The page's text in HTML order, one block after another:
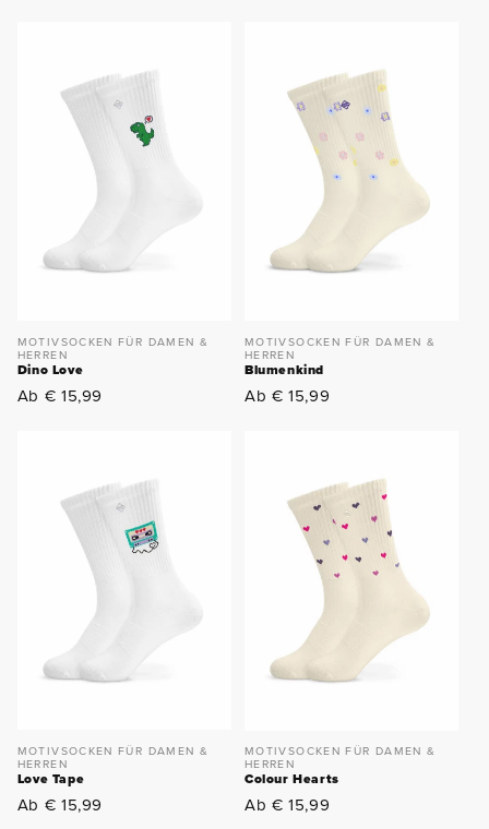
MOTIVSOCKEN FÜR DAMEN &
HERREN
Dino Love
Normaler
Ab € 15,99
MOTIVSOCKEN FÜR DAMEN &
HERREN
Blumenkind
Normaler
Ab € 15,99
MOTIVSOCKEN FÜR DAMEN &
HERREN
Love Tape
Normaler
Ab € 15,99
MOTIVSOCKEN FÜR DAMEN &
HERREN
Colour Hearts
Normaler
Ab € 15,99